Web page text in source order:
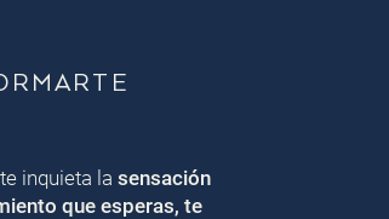
inquieta lasensación
que esperas, te